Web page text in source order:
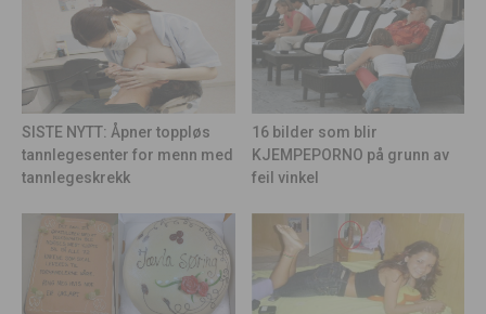
SISTE NYTT: Åpner toppløs
tannlegesenter for menn med
tannlegeskrekk
16 bilder som blir
KJEMPEPORNO på grunn av
feil vinkel